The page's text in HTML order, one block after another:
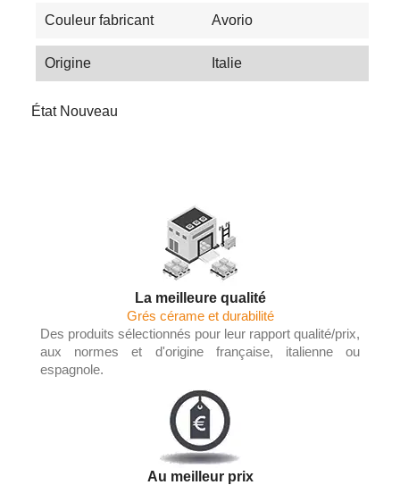
Couleur fabricant Avorio
Origine Italie
État Nouveau
La meilleure qualité
Grés cérame et durabilité
Des produits sélectionnés pour leur rapport qualité/prix,
aux normes et d'origine française, italienne ou
espagnole.
Au meilleur prix